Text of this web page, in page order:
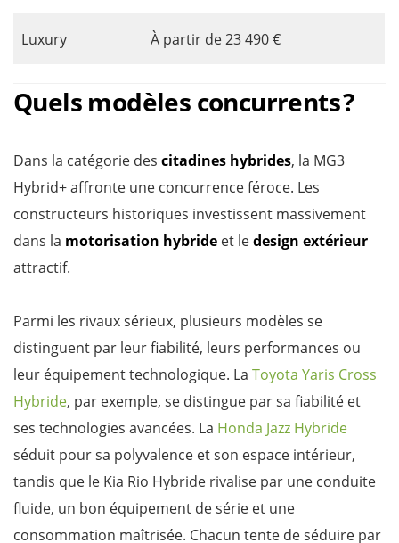
Luxury À partir de 23 490 €
Quels modèles concurrents ?
Dans la catégorie des citadines hybrides, la MG3
Hybrid+ affronte une concurrence féroce. Les
constructeurs historiques investissent massivement
dans la motorisation hybride et ledesign extérieur
attractif.
Parmi les rivaux sérieux, plusieurs modèles se
distinguent par leur fiabilité, leurs performances ou
leur équipement technologique. La Toyota Yaris Cross
Hybride, par exemple, se distingue par sa fiabilité et
ses technologies avancées. La Honda Jazz Hybride
séduit pour sa polyvalence et son espace intérieur,
tandis que le Kia Rio Hybride rivalise par une conduite
fluide, un bon équipement de série et une
consommation maîtrisée. Chacun tente de séduire par